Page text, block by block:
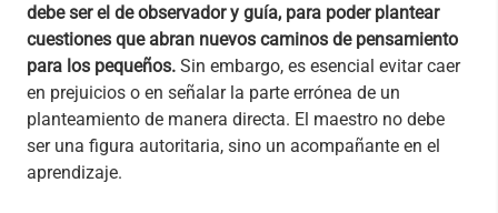
debe ser el de observador y guía, para poder plantear
cuestiones que abran nuevos caminos de pensamiento
para los pequeños. Sin embargo, es esencial evitar caer
en prejuicios o en señalar la parte errónea de un
planteamiento de manera directa. El maestro no debe
ser una figura autoritaria, sino un acompañante en el
aprendizaje.